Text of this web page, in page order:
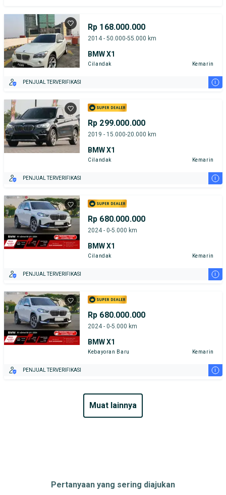
Rp 168.000.000
2014 - 50.000-55.000 km
BMW X1
Cilandak Kemarin
PENJUAL TERVERIFIKASI i
Rp 299.000.000
2019 - 15.000-20.000 km
BMW X1
Cilandak Kemarin
PENJUAL TERVERIFIKASI i
Rp 680.000.000
2024 - 0-5.000 km
BMW X1
Cilandak Kemarin
PENJUAL TERVERIFIKASI i
Rp 680.000.000
2024 - 0-5.000 km
BMW X1
Kebayoran Baru Kemarin
PENJUAL TERVERIFIKASI i
muat lainnya
Pertanyaan yang sering diajukan